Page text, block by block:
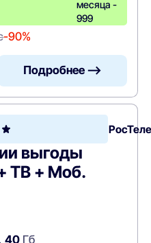
месяца -
999
-90%
Подробнее —>
выгоды
ТВ + Моб.
40Гб